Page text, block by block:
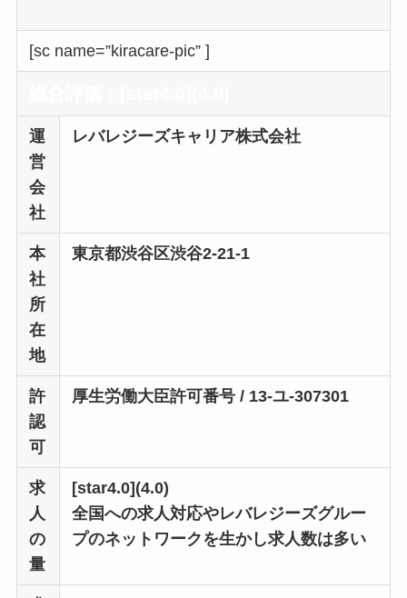
[sc name=”kiracare-pic” ]
運
営
会
社
レバレジーズキャリア株式会社
本
社
所
在
地
東京都渋谷区渋谷2-21-1
許
認
可
厚生労働大臣許可番号 / 13-ユ-307301
求
人
の
量
[star4.0](4.0)
全国への求人対応やレバレジーズグルー
プのネットワークを生かし求人数は多い